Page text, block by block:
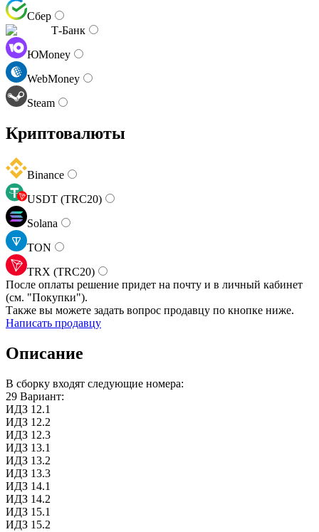
Сбер
Т-Банк
ЮMoney
WebMoney
Steam
Криптовалюты
Binance
USDT (TRC20)
Solana
TON
TRX (TRC20)
После оплаты решение придет на почту и в личный кабинет
(см. "Покупки").
Также вы можете задать вопрос продавцу по кнопке ниже.
Написать продавцу
Описание
В сборку входят следующие номера:
29 Вариант:
ИДЗ 12.1
ИДЗ 12.2
ИДЗ 12.3
ИДЗ 13.1
ИДЗ 13.2
ИДЗ 13.3
ИДЗ 14.1
ИДЗ 14.2
ИДЗ 15.1
ИДЗ 15.2